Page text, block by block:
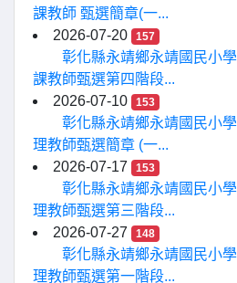
課教師 甄選簡章(一...
2026-07-20
157
彰化縣永靖鄉永靖國民小
課教師甄選第四階段...
2026-07-10
153
彰化縣永靖鄉永靖國民小
理教師甄選簡章 (一...
2026-07-17
153
彰化縣永靖鄉永靖國民小
理教師甄選第三階段...
2026-07-27
148
彰化縣永靖鄉永靖國民小
理教師甄選第一階段...